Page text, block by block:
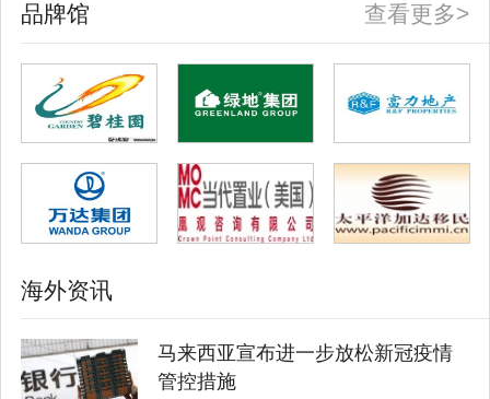
品牌馆 查看更多>
海外资讯
马来西亚宣布进一步放松新冠疫情
管控措施